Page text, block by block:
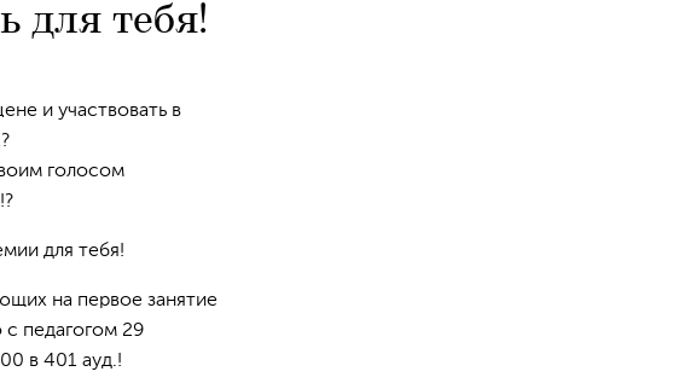
для тебя!
и участвовать в
голосом
для тебя!
на первое занятие
с педагогом 29
в 401 ауд.!